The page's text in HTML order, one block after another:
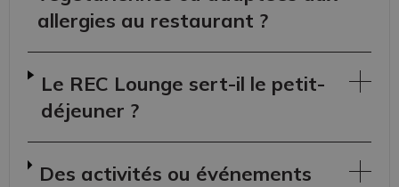
allergies au restaurant ?
Le REC Lounge sert-il le petit-
déjeuner ?
Des activités ou événements